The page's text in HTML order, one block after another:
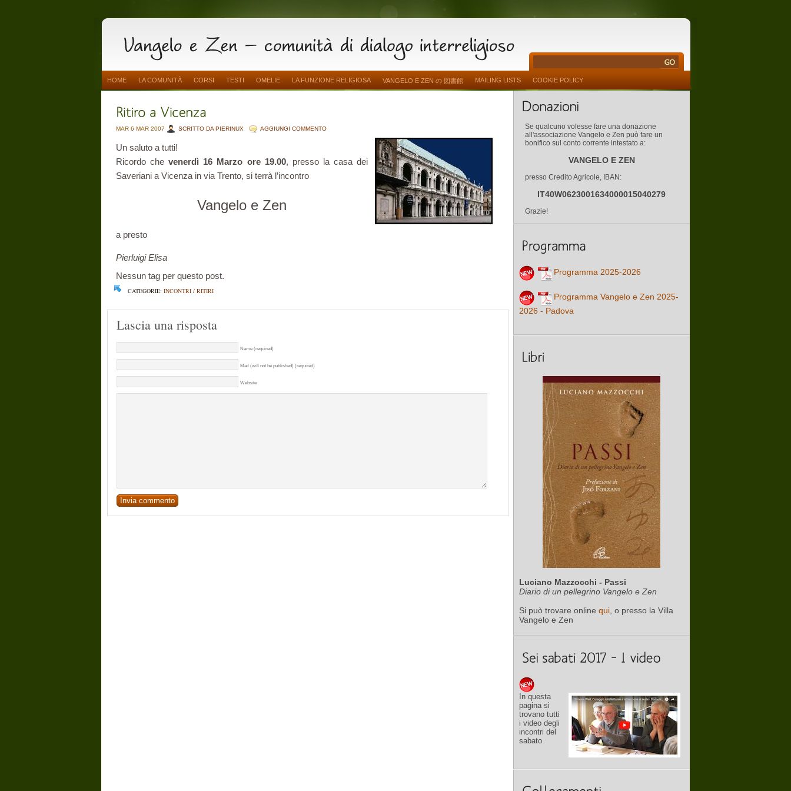
HOME LA COMUNITÀ CORSI TESTI OMELIE LA FUNZIONE RELIGIOSA VANGELO E ZEN の 図書館 MAILING LISTS COOKIE POLICY
MAR 6 MAR 2007 SCRITTO DA PIERINUX AGGIUNGI COMMENTO
Un saluto a tutti!
Ricordo chevenerdì 16 Marzo ore 19.00, presso la casa dei
Saveriani a Vicenza in via Trento, si terrà l’incontro
Vangelo e Zen
a presto
Pierluigi Elisa
Nessun tag per questo post.
CATEGORIE: INCONTRI / RITIRI
Lascia una risposta
Name (required)
Mail (will not be published) (required)
Website
Se qualcuno volesse fare una donazione
all'associazione Vangelo e Zen può fare un
bonifico sul conto corrente intestato a:
VANGELO E ZEN
presso Credito Agricole, IBAN:
IT40W0623001634000015040279
Grazie!
Programma 2025-2026
Programma Vangelo e Zen 2025-
2026 - Padova
Luciano Mazzocchi - Passi
Diario di un pellegrino Vangelo e Zen
Si può trovare online qui , o presso la Villa
Vangelo e Zen
In questa
pagina si
trovano tutti
i video degli
incontri del
sabato.